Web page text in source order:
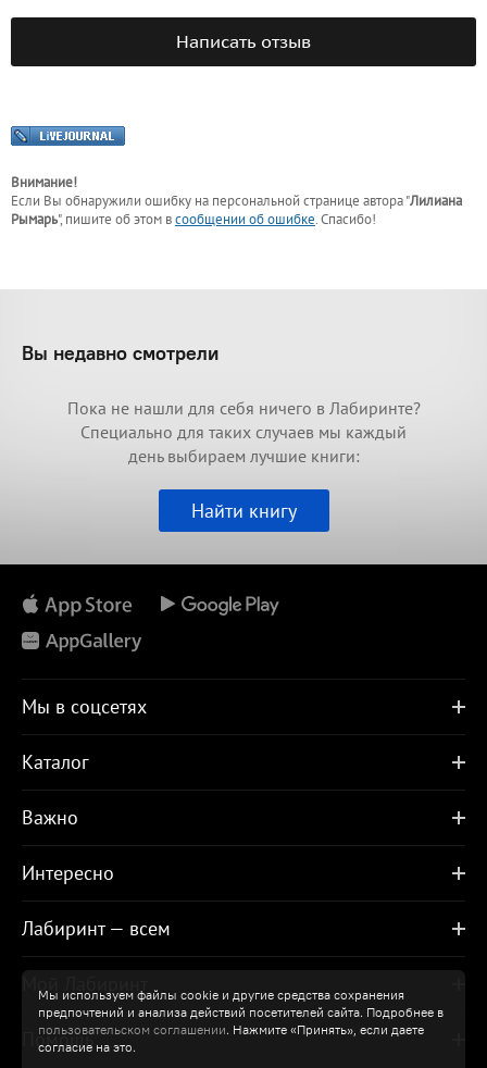
Написать отзыв
Внимание!
Если Вы обнаружили ошибку на персональной странице автора "Лилиана
Рымарь", пишите об этом всообщении об ошибке. Спасибо!
Мы используем файлы cookie и другие средства сохранения
предпочтений и анализа действий посетителей сайта. Подробнее в
пользовательском соглашении. Нажмите «Принять», если даете
согласие на это.
Вы недавно смотрели
Пока не нашли для себя ничего в Лабиринте?
Специально для таких случаев мы каждый
день выбираем лучшие книги:
Найти книгу
Мы в соцсетях
Каталог
Важно
Интересно
Лабиринт — всем
Помощь